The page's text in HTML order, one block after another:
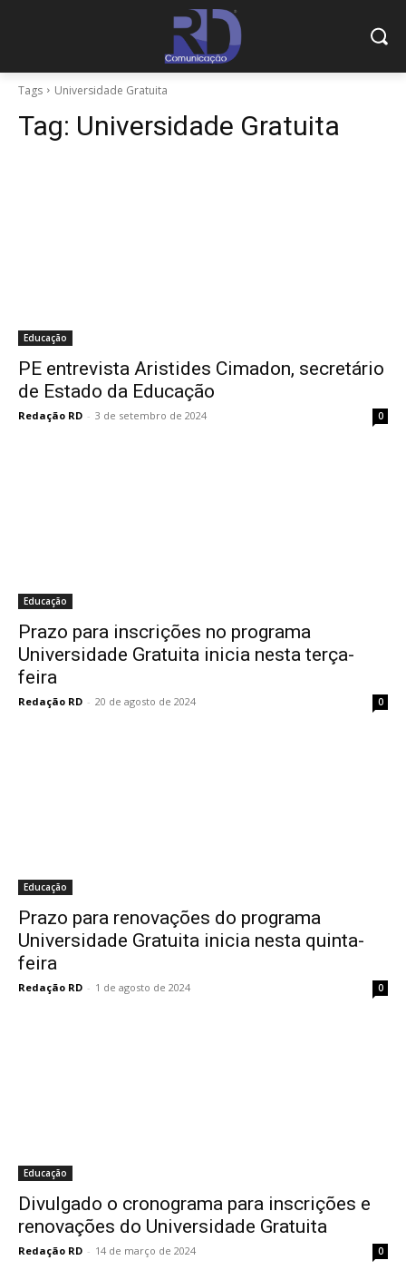
Tags Universidade Gratuita
Tag: Universidade Gratuita
Educação
PE entrevista Aristides Cimadon, secretário
de Estado da Educação
Redação RD - 3 de setembro de 2024 0
Educação
Prazo para inscrições no programa
Universidade Gratuita inicia nesta terça-
feira
Redação RD - 20 de agosto de 2024 0
Educação
Prazo para renovações do programa
Universidade Gratuita inicia nesta quinta-
feira
Redação RD - 1 de agosto de 2024 0
Educação
Divulgado o cronograma para inscrições e
renovações do Universidade Gratuita
Redação RD - 14 de março de 2024 0